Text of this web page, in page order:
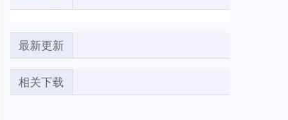
最新更新
相关下载